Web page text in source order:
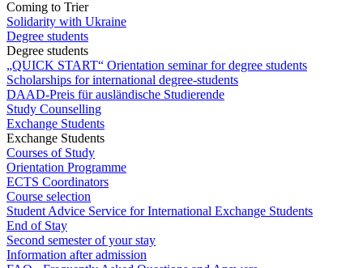
Coming to Trier
Solidarity with Ukraine
Degree students
Degree students
„QUICK START“ Orientation seminar for degree students
Scholarships for international degree-students
DAAD-Preis für ausländische Studierende
Study Counselling
Exchange Students
Exchange Students
Courses of Study
Orientation Programme
ECTS Coordinators
Course selection
Student Advice Service for International Exchange Students
End of Stay
Second semester of your stay
Information after admission